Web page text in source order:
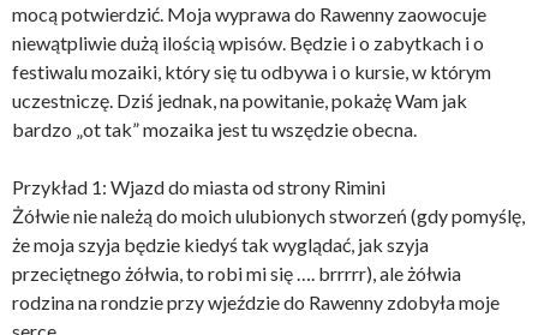
mocą potwierdzić. Moja wyprawa do Rawenny zaowocuje
niewątpliwie dużą ilością wpisów. Będzie i o zabytkach i o
festiwalu mozaiki, który się tu odbywa i o kursie, w którym
uczestniczę. Dziś jednak, na powitanie, pokażę Wam jak
bardzo „ot tak” mozaika jest tu wszędzie obecna.
Przykład 1: Wjazd do miasta od strony Rimini
Żółwie nie należą do moich ulubionych stworzeń (gdy pomyślę,
że moja szyja będzie kiedyś tak wyglądać, jak szyja
przeciętnego żółwia, to robi mi się …. brrrrr), ale żółwia
rodzina na rondzie przy wjeździe do Rawenny zdobyła moje